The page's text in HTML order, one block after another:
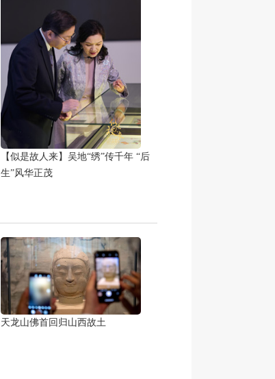
【似是故人来】吴地“绣”传千年 “后
生”风华正茂
天龙山佛首回归山西故土